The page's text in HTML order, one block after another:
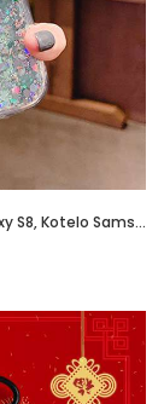
Kuori Samsung Galaxy S8, Kuoret Samsung Galaxy S8, Kotelo Samsung Galaxy S8 Läpinäkyvä Luova Rakkaus